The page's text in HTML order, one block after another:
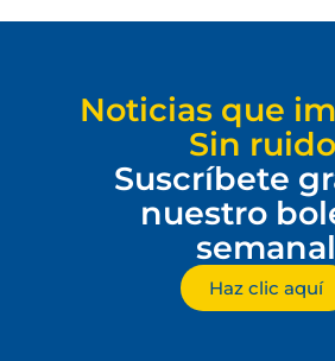
Noticias que
Sin
Suscríbete
nuestro
semanal
Haz clic aquí